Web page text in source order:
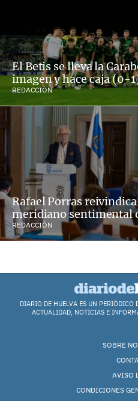
El Betis se lleva la
imagen y hace caja (0-
REDACCIÓN
Rafael Porras
meridiano sentimental
REDACCIÓN
DIARIO DE HUELVA ES UN
ACTUALIDAD, NOTICIAS E
SOBRE
AVISO
CONDICIONES